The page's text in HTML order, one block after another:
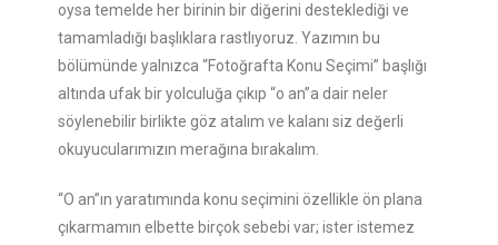
oysa temelde her birinin bir diğerini desteklediği ve
tamamladığı başlıklara rastlıyoruz. Yazımın bu
bölümünde yalnızca “Fotoğrafta Konu Seçimi” başlığı
altında ufak bir yolculuğa çıkıp “o an”a dair neler
söylenebilir birlikte göz atalım ve kalanı siz değerli
okuyucularımızın merağına bırakalım.
“O an”ın yaratımında konu seçimini özellikle ön plana
çıkarmamın elbette birçok sebebi var; ister istemez